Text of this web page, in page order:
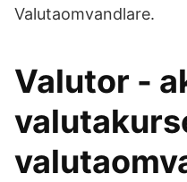
Valutaomvandlare.
Valutor -